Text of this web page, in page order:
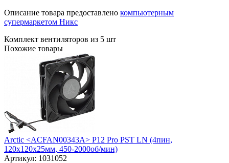
Описание товара предоставлено компьютерным
супермаркетом Никс
Комплект вентиляторов из 5 шт
Похожие товары
Arctic <ACFAN00343A> P12 Pro PST LN (4пин,
120x120x25мм, 450-2000об/мин)
Артикул: 1031052